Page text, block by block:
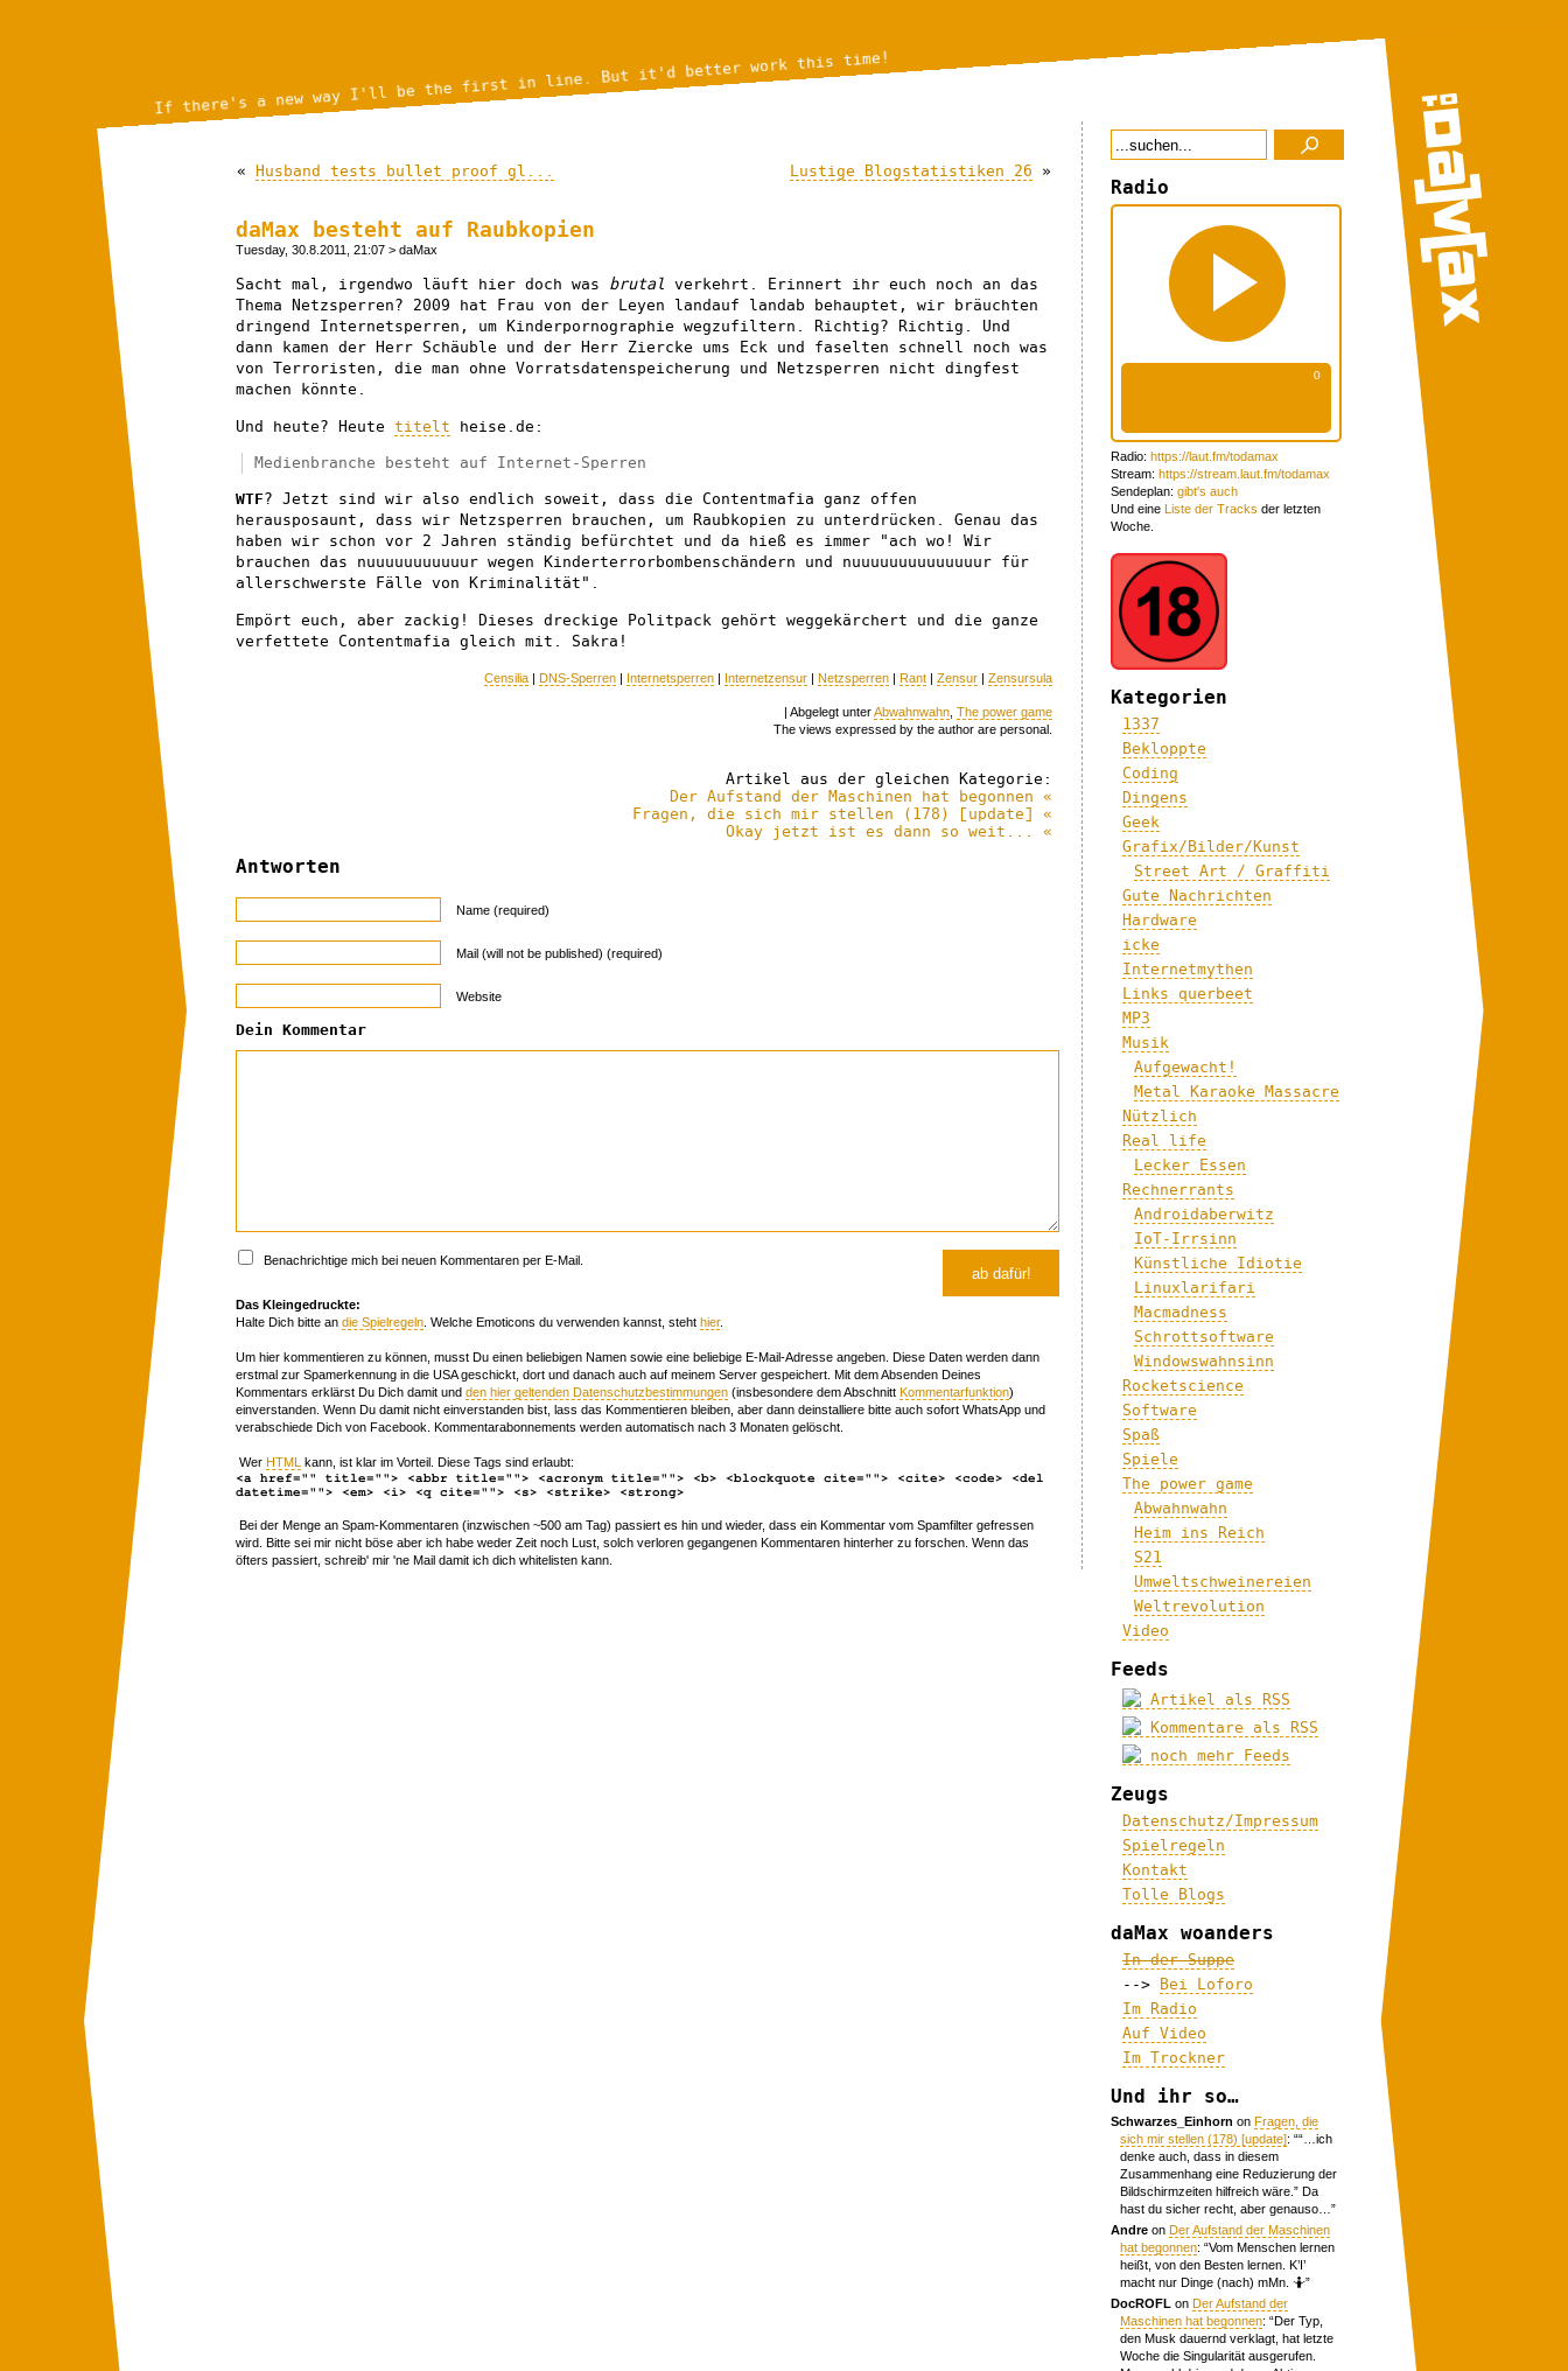
If there's a new way I'll be the first in line. But it'd better work this time!
« Husband tests bullet proof gl... Lustige Blogstatistiken 26 »
daMax besteht auf Raubkopien
Tuesday, 30.8.2011, 21:07 > daMax
Sacht mal, irgendwo läuft hier doch was brutal verkehrt. Erinnert ihr euch noch an das
Thema Netzsperren? 2009 hat Frau von der Leyen landauf landab behauptet, wir bräuchten
dringend Internetsperren, um Kinderpornographie wegzufiltern. Richtig? Richtig. Und
dann kamen der Herr Schäuble und der Herr Ziercke ums Eck und faselten schnell noch was
von Terroristen, die man ohne Vorratsdatenspeicherung und Netzsperren nicht dingfest
machen könnte.
Und heute? Heute titelt heise.de:
Medienbranche besteht auf Internet-Sperren
WTF? Jetzt sind wir also endlich soweit, dass die Contentmafia ganz offen
herausposaunt, dass wir Netzsperren brauchen, um Raubkopien zu unterdrücken. Genau das
haben wir schon vor 2 Jahren ständig befürchtet und da hieß es immer "ach wo! Wir
brauchen das nuuuuuuuuuuur wegen Kinderterrorbombenschändern und nuuuuuuuuuuuuuur für
allerschwerste Fälle von Kriminalität".
Empört euch, aber zackig! Dieses dreckige Politpack gehört weggekärchert und die ganze
verfettete Contentmafia gleich mit. Sakra!
Censilia | DNS-Sperren | Internetsperren | Internetzensur | Netzsperren | Rant | Zensur | Zensursula
| Abgelegt unterAbwahnwahn The power game
The views expressed by the author are personal.
Artikel aus der gleichen Kategorie:
Der Aufstand der Maschinen hat begonnen «
Fragen, die sich mir stellen (178) [update] «
Okay jetzt ist es dann so weit... «
Antworten
Name (required)
Mail (will not be published) (required)
Website
Dein Kommentar
Benachrichtige mich bei neuen Kommentaren per E-Mail.
Das Kleingedruckte:
Halte Dich bitte an die Spielregeln . Welche Emoticons du verwenden kannst, steht hier.
Um hier kommentieren zu können, musst Du einen beliebigen Namen sowie eine beliebige E-Mail-Adresse angeben. Diese Daten werden dann
erstmal zur Spamerkennung in die USA geschickt, dort und danach auch auf meinem Server gespeichert. Mit dem Absenden Deines
Kommentars erklärst Du Dich damit und den hier geltenden Datenschutzbestimmungen (insbesondere dem Abschnitt Kommentarfunktion)
einverstanden. Wenn Du damit nicht einverstanden bist, lass das Kommentieren bleiben, aber dann deinstalliere bitte auch sofort WhatsApp und
verabschiede Dich von Facebook. Kommentarabonnements werden automatisch nach 3 Monaten gelöscht.
Wer HTML kann, ist klar im Vorteil. Diese Tags sind erlaubt:
<a href="" title=""> <abbr title=""> <acronym title=""> <b> <blockquote cite=""> <cite> <code> <del
datetime=""> <em> <i> <q cite=""> <s> <strike> <strong>
Bei der Menge an Spam-Kommentaren (inzwischen ~500 am Tag) passiert es hin und wieder, dass ein Kommentar vom Spamfilter gefressen
wird. Bitte sei mir nicht böse aber ich habe weder Zeit noch Lust, solch verloren gegangenen Kommentaren hinterher zu forschen. Wenn das
öfters passiert, schreib' mir 'ne Mail damit ich dich whitelisten kann.
Radio
Radio: https://laut.fm/todamax
Stream: https://stream.laut.fm/todamax
Sendeplan: gibt's auch
Und eine Liste der Tracks der letzten
Woche.
Kategorien
1337
Bekloppte
Coding
Dingens
Geek
Grafix/Bilder/Kunst
Street Art / Graffiti
Gute Nachrichten
Hardware
icke
Internetmythen
Links querbeet
MP3
Musik
Aufgewacht!
Metal Karaoke Massacre
Nützlich
Real life
Lecker Essen
Rechnerrants
Androidaberwitz
IoT-Irrsinn
Künstliche Idiotie
Linuxlarifari
Macmadness
Schrottsoftware
Windowswahnsinn
Rocketscience
Software
Spaß
Spiele
The power game
Abwahnwahn
Heim ins Reich
S21
Umweltschweinereien
Weltrevolution
Video
Feeds
Artikel als RSS
Kommentare als RSS
noch mehr Feeds
Zeugs
Datenschutz/Impressum
Spielregeln
Kontakt
Tolle Blogs
daMax woanders
In der Suppe
-->
Bei Loforo
Im Radio
Auf Video
Im Trockner
Und ihr so…
Schwarzes_Einhorn onFragen, die
sich mir stellen (178) [update]: ““…ich
denke auch, dass in diesem
Zusammenhang eine Reduzierung der
Bildschirmzeiten hilfreich wäre.” Da
hast du sicher recht, aber genauso… ”
Andre onDer Aufstand der Maschinen
hat begonnen: “Vom Menschen lernen
heißt, von den Besten lernen. K’I’
macht nur Dinge (nach) mMn. 🤷”
DocROFL onDer Aufstand der
Maschinen hat begonnen: “Der Typ,
den Musk dauernd verklagt, hat letzte
Woche die Singularität ausgerufen.